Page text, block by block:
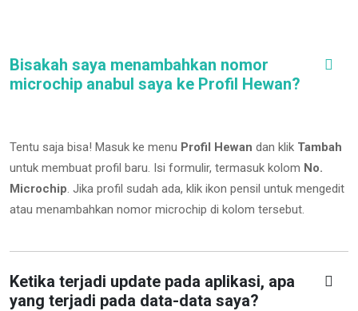
Bisakah saya menambahkan nomor
microchip anabul saya ke Profil Hewan?
Tentu saja bisa! Masuk ke menu Profil Hewan dan klik Tambah
untuk membuat profil baru. Isi formulir, termasuk kolom No.
Microchip. Jika profil sudah ada, klik ikon pensil untuk mengedit
atau menambahkan nomor microchip di kolom tersebut.
Ketika terjadi update pada aplikasi, apa
yang terjadi pada data-data saya?